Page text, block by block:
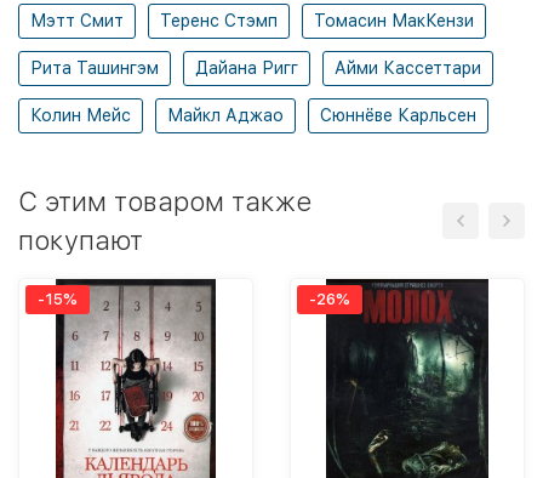
Мэтт Смит Теренс Стэмп Томасин МакКензи
Рита Ташингэм Дайана Ригг Айми Кассеттари
Колин Мейс Майкл Аджао Сюннёве Карльсен
C этим товаром также
покупают
-15% -26%